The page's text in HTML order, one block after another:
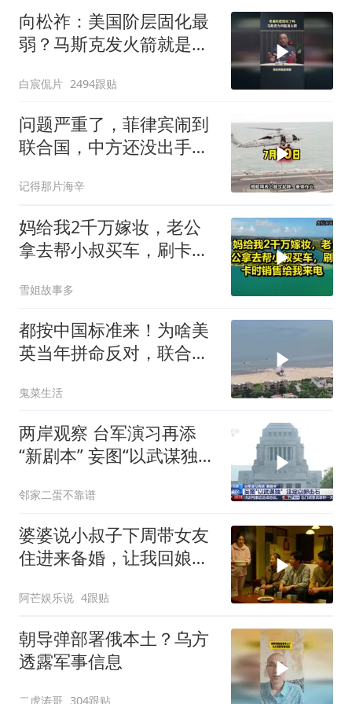
向松祚：美国阶层固化最
弱？马斯克发火箭就是答
白宸侃片 2494跟贴
问题严重了，菲律宾闹到
联合国，中方还没出手，
记得那片海辛
妈给我2千万嫁妆，老公
拿去帮小叔买车，刷卡时
雪姐故事多
都按中国标准来！为啥美
英当年拼命反对，联合国
鬼菜生活
两岸观察 台军演习再添
“新剧本” 妄图“以武谋独”
邻家二蛋不靠谱
婆婆说小叔子下周带女友
住进来备婚，让我回娘家
阿芒娱乐说 4跟贴
朝导弹部署俄本土？乌方
透露军事信息
二虎涛哥 304跟贴